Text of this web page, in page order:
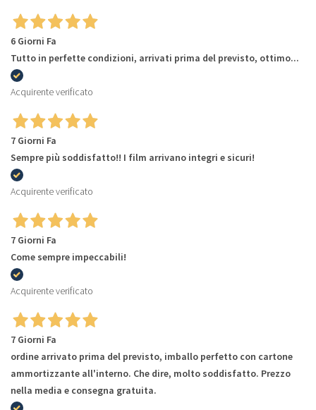
6 Giorni Fa
Tutto in perfette condizioni, arrivati prima del previsto, ottimo...
Acquirente verificato
7 Giorni Fa
Sempre più soddisfatto!! I film arrivano integri e sicuri!
Acquirente verificato
7 Giorni Fa
Come sempre impeccabili!
Acquirente verificato
7 Giorni Fa
ordine arrivato prima del previsto, imballo perfetto con cartone
ammortizzante all'interno. Che dire, molto soddisfatto. Prezzo
nella media e consegna gratuita.